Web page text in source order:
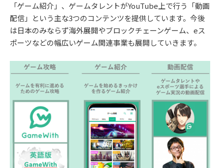
「ゲーム紹介」、ゲームタレントがYouTube上で行う「動画
配信」という主な3つのコンテンツを提供しています。今後
は日本のみならず海外展開やブロックチェーンゲーム、eス
ポーツなどの幅広いゲーム関連事業も展開していきます。